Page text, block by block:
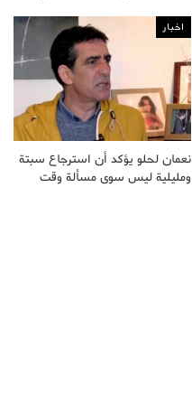
اخبار
نعمان لحلو يؤكد أن استرجاع سبتة
ومليلية ليس سوى مسألة وقت